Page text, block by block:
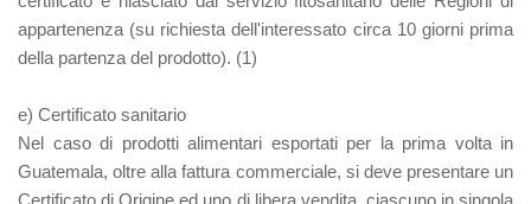
appartenenza (su richiesta dell'interessato circa 10 giorni prima
della partenza del prodotto). (1)
e) Certificato sanitario
Nel caso di prodotti alimentari esportati per la prima volta in
Guatemala, oltre alla fattura commerciale, si deve presentare un
Certificato di Origine ed uno di libera vendita, ciascuno in singola